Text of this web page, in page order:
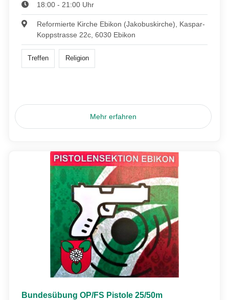
18:00 - 21:00 Uhr
Reformierte Kirche Ebikon (Jakobuskirche), Kaspar-
Koppstrasse 22c, 6030 Ebikon
Treffen Religion
Mehr erfahren
Bundesübung OP/FS Pistole 25/50m